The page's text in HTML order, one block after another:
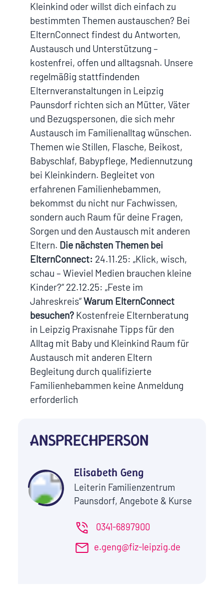
Kleinkind oder willst dich einfach zu
bestimmten Themen austauschen? Bei
ElternConnect findest du Antworten,
Austausch und Unterstützung –
kostenfrei, offen und alltagsnah. Unsere
regelmäßig stattfindenden
Elternveranstaltungen in Leipzig
Paunsdorf richten sich an Mütter, Väter
und Bezugspersonen, die sich mehr
Austausch im Familienalltag wünschen.
Themen wie Stillen, Flasche, Beikost,
Babyschlaf, Babypflege, Mediennutzung
bei Kleinkindern. Begleitet von
erfahrenen Familienhebammen,
bekommst du nicht nur Fachwissen,
sondern auch Raum für deine Fragen,
Sorgen und den Austausch mit anderen
Eltern. Die nächsten Themen bei
ElternConnect: 24.11.25: „Klick, wisch,
schau – Wieviel Medien brauchen kleine
Kinder?“ 22.12.25: „Feste im
Jahreskreis“Warum ElternConnect
besuchen? Kostenfreie Elternberatung
in Leipzig Praxisnahe Tipps für den
Alltag mit Baby und Kleinkind Raum für
Austausch mit anderen Eltern
Begleitung durch qualifizierte
Familienhebammen keine Anmeldung
erforderlich
ANSPRECHPERSON
Elisabeth Geng
Leiterin Familienzentrum
Paunsdorf, Angebote & Kurse
0341-6897900
e.geng@fiz-leipzig.de